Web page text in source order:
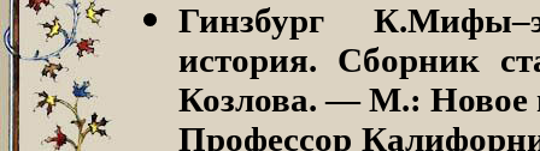
Гинзбург
история. Сборник
Козлова. — М.: Новое
Профессор